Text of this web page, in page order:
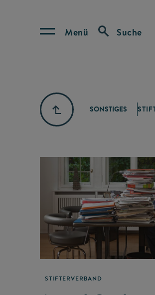
Menü Suche
SONSTIGES
STIFTERVERBAND